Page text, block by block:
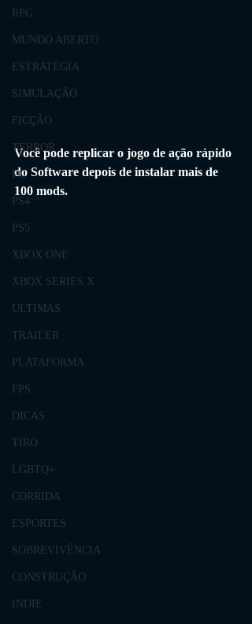
RPG
MUNDO ABERTO
ESTRATÉGIA
SIMULAÇÃO
FICÇÃO
TERROR
PC
PS4
PS5
XBOX ONE
XBOX SERIES X
ÚLTIMAS
TRAILER
PLATAFORMA
FPS
DICAS
TIRO
LGBTQ+
CORRIDA
ESPORTES
SOBREVIVÊNCIA
CONSTRUÇÃO
INDIE
Você pode replicar o jogo de ação rápido
do Software depois de instalar mais de
100 mods.